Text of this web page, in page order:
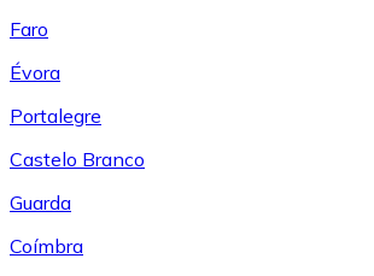
Faro
Évora
Portalegre
Castelo Branco
Guarda
Coímbra